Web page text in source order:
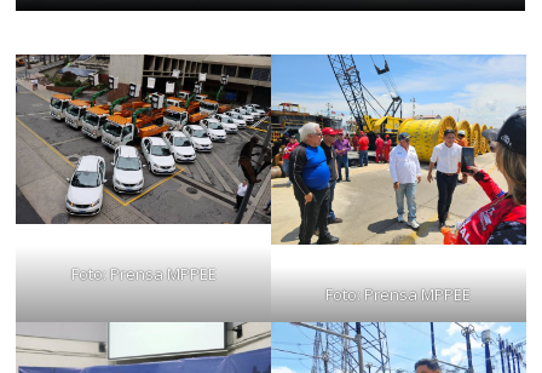
Foto: Prensa MPPEE
Foto: Prensa MPPEE